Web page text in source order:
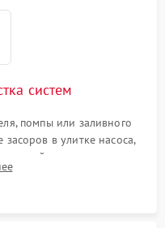
систем
помпы или заливного
засоров в улитке насоса,
ремонт платы
проводки.